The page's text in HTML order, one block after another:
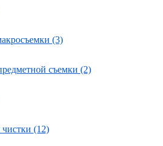
(3)
съемки (2)
(12)